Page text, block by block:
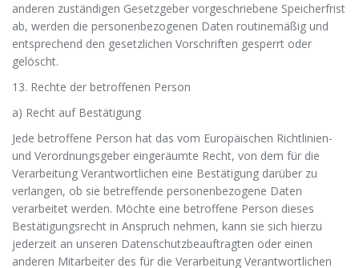
anderen zuständigen Gesetzgeber vorgeschriebene Speicherfrist
ab, werden die personenbezogenen Daten routinemäßig und
entsprechend den gesetzlichen Vorschriften gesperrt oder
gelöscht.
13. Rechte der betroffenen Person
a) Recht auf Bestätigung
Jede betroffene Person hat das vom Europäischen Richtlinien-
und Verordnungsgeber eingeräumte Recht, von dem für die
Verarbeitung Verantwortlichen eine Bestätigung darüber zu
verlangen, ob sie betreffende personenbezogene Daten
verarbeitet werden. Möchte eine betroffene Person dieses
Bestätigungsrecht in Anspruch nehmen, kann sie sich hierzu
jederzeit an unseren Datenschutzbeauftragten oder einen
anderen Mitarbeiter des für die Verarbeitung Verantwortlichen